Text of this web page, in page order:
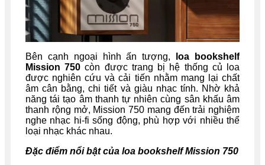
Bên cạnh ngoại hình ấn tượng,
loa bookshelf
Mission 750 còn được trang bị hệ thống củ loa
được nghiên cứu và cải tiến nhằm mang lại chất
âm cân bằng, chi tiết và giàu nhạc tính. Nhờ khả
năng tái tạo âm thanh tự nhiên cùng sân khấu âm
thanh rộng mở, Mission 750 mang đến trải nghiệm
nghe nhạc hi-fi sống động, phù hợp với nhiều thể
loại nhạc khác nhau.
Đặc điểm nổi bật của loa bookshelf Mission 750